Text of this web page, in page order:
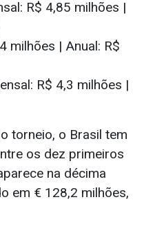
R$ 4,85 milhões |
milhões | Anual: R$
R$ 4,3 milhões |
torneio, o Brasil tem
os dez primeiros
na décima
em € 128,2 milhões,